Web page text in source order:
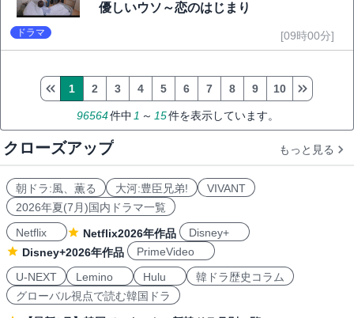
優しいウソ～恋のはじまり
ドラマ [09時00分]
96564件中 1 ～ 15件を表示しています。
1 2 3 4 5 6 7 8 9 10
クローズアップ もっと見る
朝ドラ:風、薫る 大河:豊臣兄弟!
VIVANT
2026年夏(7月)国内ドラマ一覧
Netflix
Netflix2026年作品
Disney+
Disney+2026年作品
PrimeVideo
U-NEXT
Lemino Hulu
韓ドラ歴史コラム
グローバル視点で読む韓国ドラ